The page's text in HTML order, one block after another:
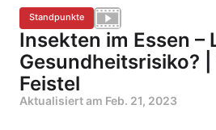
Standpunkte
Insekten im Essen –
Gesundheitsrisiko? |
Feistel
Aktualisiert am Feb. 21, 2023